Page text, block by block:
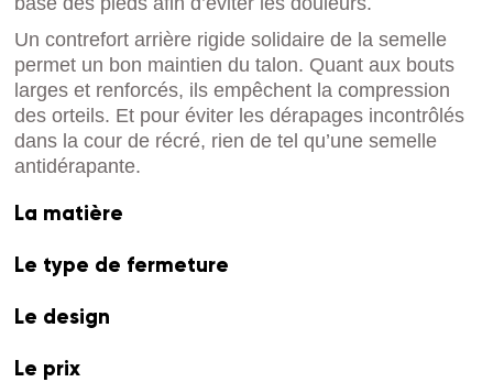
Un contrefort arrière rigide solidaire de la semelle
permet un bon maintien du talon. Quant aux bouts
larges et renforcés, ils empêchent la compression
des orteils. Et pour éviter les dérapages incontrôlés
dans la cour de récré, rien de tel qu’une semelle
antidérapante.
La matière
Le type de fermeture
Le design
Le prix